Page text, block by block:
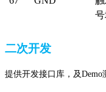
二次开发
提供开发接口库，及Demo